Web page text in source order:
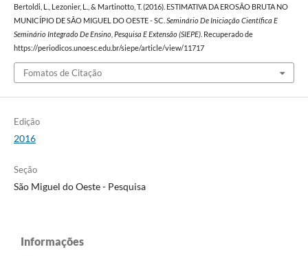
Bertoldi, L., Lezonier, L., & Martinotto, T. (2016). ESTIMATIVA DA EROSÃO BRUTA NO
MUNICÍPIO DE SÃO MIGUEL DO OESTE - SC. Seminário De Iniciação Científica E
Seminário Integrado De Ensino, Pesquisa E Extensão (SIEPE). Recuperado de
https://periodicos.unoesc.edu.br/siepe/article/view/11717
Fomatos de Citação
Edição
2016
Seção
São Miguel do Oeste - Pesquisa
Informações